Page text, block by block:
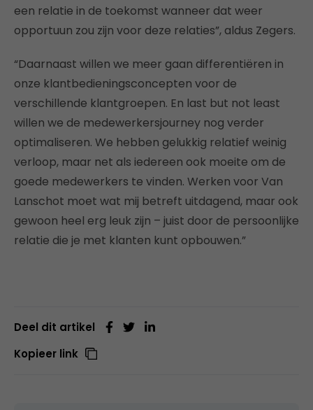
een relatie in de toekomst wanneer dat weer
opportuun zou zijn voor deze relaties”, aldus Zegers.
“Daarnaast willen we meer gaan differentiëren in
onze klantbedieningsconcepten voor de
verschillende klantgroepen. En last but not least
willen we de medewerkersjourney nog verder
optimaliseren. We hebben gelukkig relatief weinig
verloop, maar net als iedereen ook moeite om de
goede medewerkers te vinden. Werken voor Van
Lanschot moet wat mij betreft uitdagend, maar ook
gewoon heel erg leuk zijn – juist door de persoonlijke
relatie die je met klanten kunt opbouwen.”
Deel dit artikel
Kopieer link